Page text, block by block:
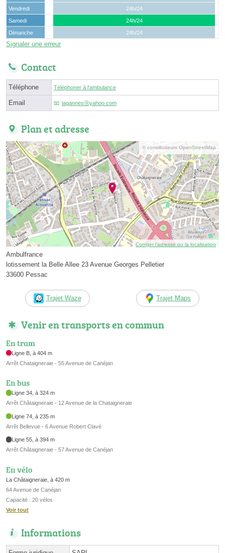
Vendredi
24h/24
Samedi
24h/24
Dimanche
24h/24
Signaler une erreur
Contact
Téléphone Téléphoner à l'ambulance
Email lagannesⓐyahoo.com
Plan et adresse
© contributeurs OpenStreetMap
Corriger l’adresse ou la localisation
Ambulfrance
lotissement la Belle Allee 23 Avenue Georges Pelletier
33600 Pessac
Trajet Waze Trajet Maps
Venir en transports en commun
En tram
Ligne B, à 404 m
Arrêt Chataigneraie - 55 Avenue de Canéjan
En bus
Ligne 34, à 324 m
Arrêt Châtaigneraie - 12 Avenue de la Chataigneraie
Ligne 74, à 235 m
Arrêt Bellevue - 6 Avenue Robert Clavé
Ligne 55, à 394 m
Arrêt Châtaigneraie - 57 Avenue de Canéjan
En vélo
La Châtaigneraie, à 420 m
64 Avenue de Canéjan
Capacité : 20 vélos
Voir tout
Informations